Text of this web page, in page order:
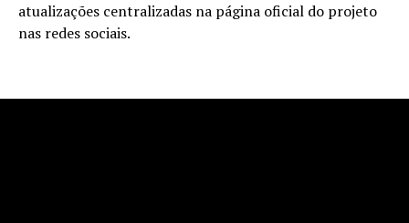
atualizações centralizadas na página oficial do projeto
nas redes sociais.